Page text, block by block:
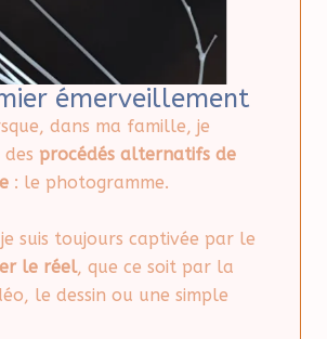
émerveillement
dans ma famille, je
procédés alternatifs de
: le photogramme.
suis toujours captivée par le
le réel, que ce soit par la
le dessin ou une simple